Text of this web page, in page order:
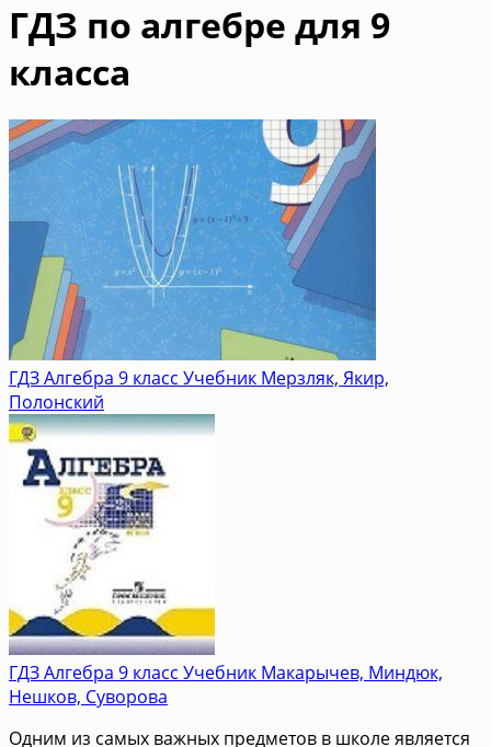
ГДЗ по алгебре для 9
класса
ГДЗ Алгебра 9 класс Учебник Мерзляк, Якир,
Полонский
ГДЗ Алгебра 9 класс Учебник Макарычев, Миндюк,
Нешков, Суворова
Одним из самых важных предметов в школе является